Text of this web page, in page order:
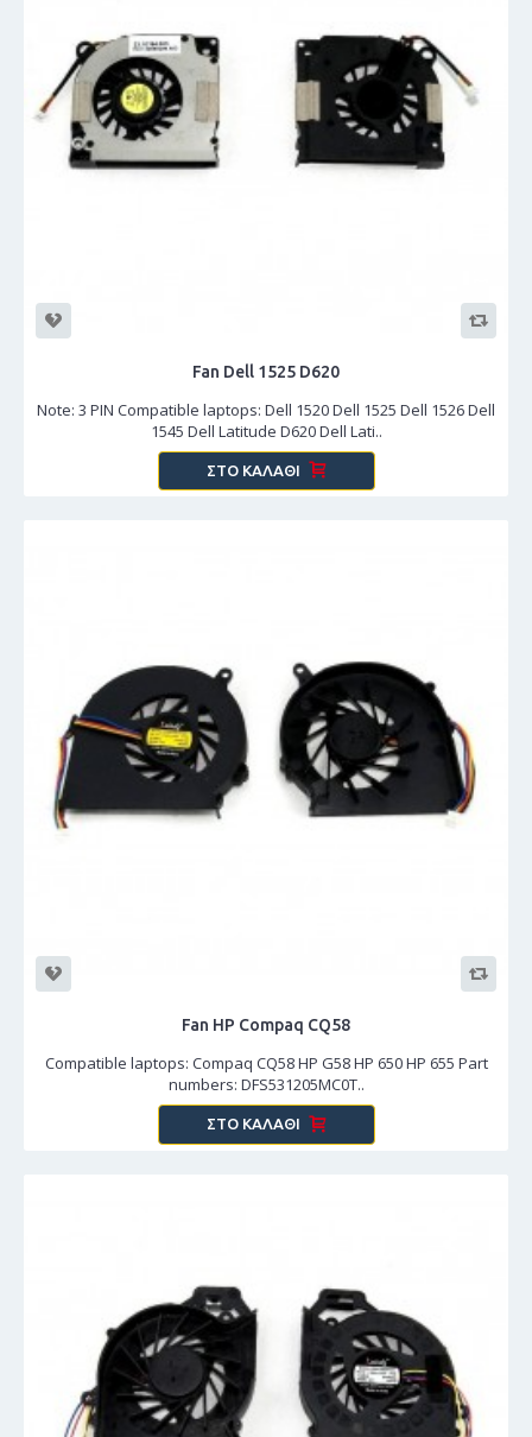
Fan Dell 1525 D620
Note: 3 PIN Compatible laptops: Dell 1520 Dell 1525 Dell 1526 Dell
1545 Dell Latitude D620 Dell Lati..
ΣΤΟ ΚΑΛΆΘΙ
Fan HP Compaq CQ58
Compatible laptops: Compaq CQ58 HP G58 HP 650 HP 655 Part
numbers: DFS531205MC0T..
ΣΤΟ ΚΑΛΆΘΙ